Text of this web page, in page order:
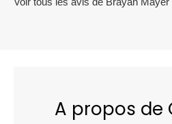
nous avons discuté de ma
A propos de